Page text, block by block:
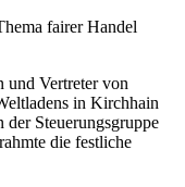
fairer Handel
und Vertreter von
in Kirchhain
Steuerungsgruppe
die festliche